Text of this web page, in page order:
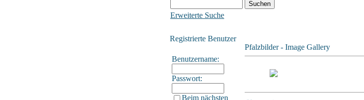
Erweiterte Suche
Registrierte Benutzer
Benutzername:
Passwort:
Beim nächsten
Pfalzbilder - Image Gallery